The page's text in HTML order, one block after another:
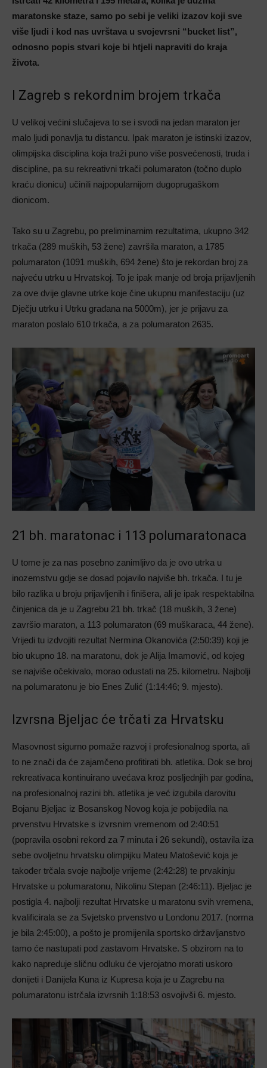
maratonske staze, samo po sebi je veliki izazov koji sve
više ljudi i kod nas uvrštava u svojevrsni “bucket list”,
odnosno popis stvari koje bi htjeli napraviti do kraja
života.
I Zagreb s rekordnim brojem trkača
U velikoj većini slučajeva to se i svodi na jedan maraton jer
malo ljudi ponavlja tu distancu. Ipak maraton je istinski izazov,
olimpijska disciplina koja traži puno više posvećenosti, truda i
discipline, pa su rekreativni trkači polumaraton (točno duplo
kraću dionicu) učinili najpopularnijom dugoprugaškom
dionicom.
Tako su u Zagrebu, po preliminarnim rezultatima, ukupno 342
trkača (289 muških, 53 žene) završila maraton, a 1785
polumaraton (1091 muških, 694 žene) što je rekordan broj za
najveću utrku u Hrvatskoj. To je ipak manje od broja prijavljenih
za ove dvije glavne utrke koje čine ukupnu manifestaciju (uz
Dječju utrku i Utrku građana na 5000m), jer je prijavu za
maraton poslalo 610 trkača, a za polumaraton 2635.
21 bh. maratonac i 113 polumaratonaca
U tome je za nas posebno zanimljivo da je ovo utrka u
inozemstvu gdje se dosad pojavilo najviše bh. trkača. I tu je
bilo razlika u broju prijavljenih i finišera, ali je ipak respektabilna
činjenica da je u Zagrebu 21 bh. trkač (18 muških, 3 žene)
završio maraton, a 113 polumaraton (69 muškaraca, 44 žene).
Vrijedi tu izdvojiti rezultat Nermina Okanovića (2:50:39) koji je
bio ukupno 18. na maratonu, dok je Alija Imamović, od kojeg
se najviše očekivalo, morao odustati na 25. kilometru. Najbolji
na polumaratonu je bio Enes Zulić (1:14:46; 9. mjesto).
Izvrsna Bjeljac će trčati za Hrvatsku
Masovnost sigurno pomaže razvoj i profesionalnog sporta, ali
to ne znači da će zajamčeno profitirati bh. atletika. Dok se broj
rekreativaca kontinuirano uvećava kroz posljednjih par godina,
na profesionalnoj razini bh. atletika je već izgubila darovitu
Bojanu Bjeljac iz Bosanskog Novog koja je pobijedila na
prvenstvu Hrvatske s izvrsnim vremenom od 2:40:51
(popravila osobni rekord za 7 minuta i 26 sekundi), ostavila iza
sebe ovoljetnu hrvatsku olimpijku Mateu Matošević koja je
također trčala svoje najbolje vrijeme (2:42:28) te prvakinju
Hrvatske u polumaratonu, Nikolinu Stepan (2:46:11). Bjeljac je
postigla 4. najbolji rezultat Hrvatske u maratonu svih vremena,
kvalificirala se za Svjetsko prvenstvo u Londonu 2017. (norma
je bila 2:45:00), a pošto je promijenila sportsko državljanstvo
tamo će nastupati pod zastavom Hrvatske. S obzirom na to
kako napreduje sličnu odluku će vjerojatno morati uskoro
donijeti i Danijela Kuna iz Kupresa koja je u Zagrebu na
polumaratonu istrčala izvrsnih 1:18:53 osvojivši 6. mjesto.